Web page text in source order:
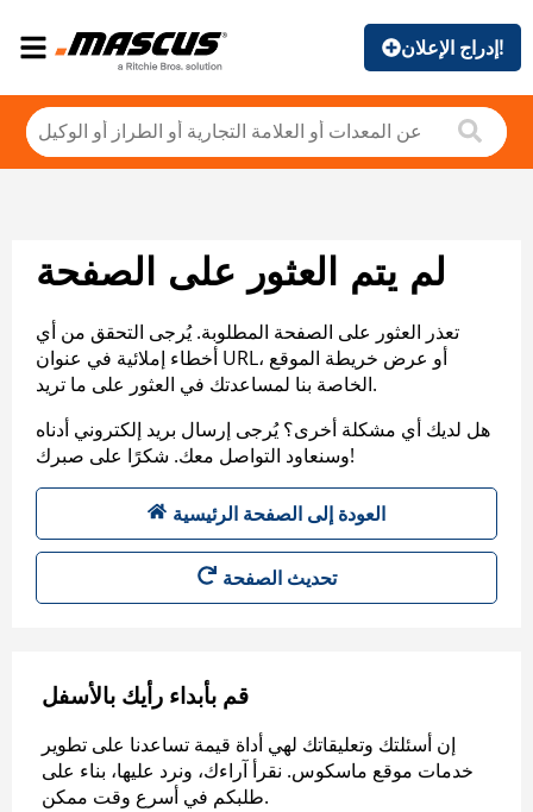
إدراج الإعلان!
لم يتم العثور على الصفحة
تعذر العثور على الصفحة المطلوبة. يُرجى التحقق من أي
أخطاء إملائية في عنوان URL، أو عرض خريطة الموقع
الخاصة بنا لمساعدتك في العثور على ما تريد.
هل لديك أي مشكلة أخرى؟ يُرجى إرسال بريد إلكتروني أدناه
وسنعاود التواصل معك. شكرًا على صبرك!
العودة إلى الصفحة الرئيسية
تحديث الصفحة
قم بأبداء رأيك بالأسفل
إن أسئلتك وتعليقاتك لهي أداة قيمة تساعدنا على تطوير
خدمات موقع ماسكوس. نقرأ آراءك، ونرد عليها، بناء على
طلبكم في أسرع وقت ممكن.